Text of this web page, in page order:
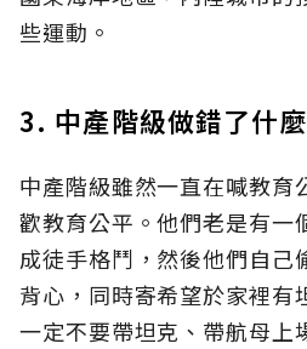
些運動。
3. 中產階級做錯了什
中產階級雖然一直在喊教育
歡教育公平。他們老是有一
成徒手格鬥，然後他們自己
背心，同時寄希望於家裡有
一定不要帶坦克、帶航母上